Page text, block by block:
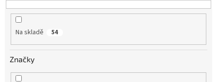
u
Na skladě 54
Značky